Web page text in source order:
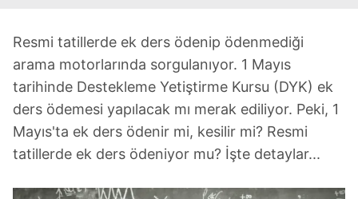
Resmi tatillerde ek ders ödenip ödenmediği
arama motorlarında sorgulanıyor. 1 Mayıs
tarihinde Destekleme Yetiştirme Kursu (DYK) ek
ders ödemesi yapılacak mı merak ediliyor. Peki, 1
Mayıs'ta ek ders ödenir mi, kesilir mi? Resmi
tatillerde ek ders ödeniyor mu? İşte detaylar...